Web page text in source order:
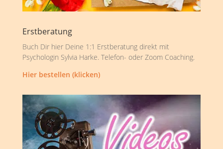
Erstberatung
Buch Dir hier Deine 1:1 Erstberatung direkt mit
Psychologin Sylvia Harke. Telefon- oder Zoom Coaching.
Hier bestellen (klicken)